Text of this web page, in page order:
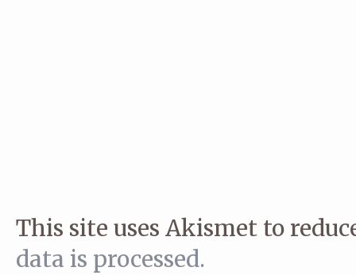
This site uses Akismet to
data is processed.